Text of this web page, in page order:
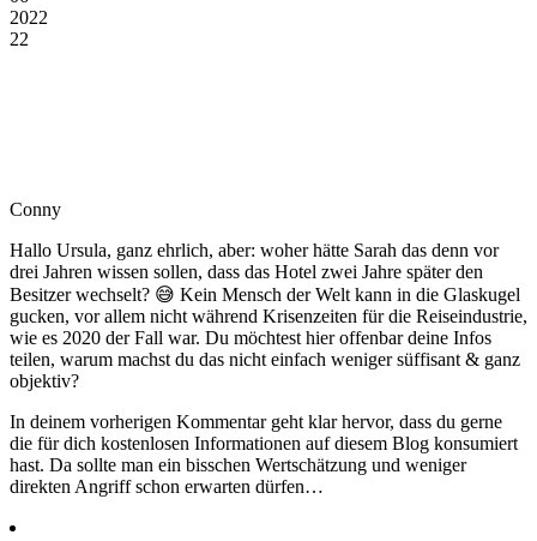
2022
22
Conny
Hallo Ursula, ganz ehrlich, aber: woher hätte Sarah das denn vor
drei Jahren wissen sollen, dass das Hotel zwei Jahre später den
Besitzer wechselt? 😅 Kein Mensch der Welt kann in die Glaskugel
gucken, vor allem nicht während Krisenzeiten für die Reiseindustrie,
wie es 2020 der Fall war. Du möchtest hier offenbar deine Infos
teilen, warum machst du das nicht einfach weniger süffisant & ganz
objektiv?
In deinem vorherigen Kommentar geht klar hervor, dass du gerne
die für dich kostenlosen Informationen auf diesem Blog konsumiert
hast. Da sollte man ein bisschen Wertschätzung und weniger
direkten Angriff schon erwarten dürfen…